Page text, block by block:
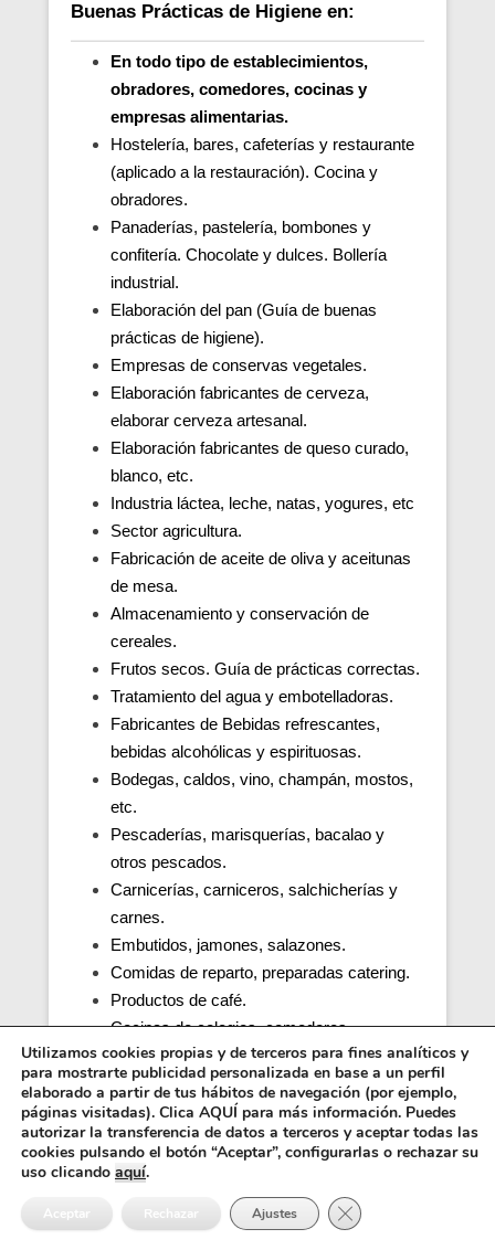
Buenas Prácticas de Higiene en:
En todo tipo de establecimientos,
obradores, comedores, cocinas y
empresas alimentarias.
Hostelería, bares, cafeterías y restaurante
(aplicado a la restauración). Cocina y
obradores.
Panaderías, pastelería, bombones y
confitería. Chocolate y dulces. Bollería
industrial.
Elaboración del pan (Guía de buenas
prácticas de higiene).
Empresas de conservas vegetales.
Elaboración fabricantes de cerveza,
elaborar cerveza artesanal.
Elaboración fabricantes de queso curado,
blanco, etc.
Industria láctea, leche, natas, yogures, etc
Sector agricultura.
Fabricación de aceite de oliva y aceitunas
de mesa.
Almacenamiento y conservación de
cereales.
Frutos secos. Guía de prácticas correctas.
Tratamiento del agua y embotelladoras.
Fabricantes de Bebidas refrescantes,
bebidas alcohólicas y espirituosas.
Bodegas, caldos, vino, champán, mostos,
etc.
Pescaderías, marisquerías, bacalao y
otros pescados.
Carnicerías, carniceros, salchicherías y
carnes.
Embutidos, jamones, salazones.
Comidas de reparto, preparadas catering.
Productos de café.
Cocinas de colegios, comedores
escolares, guarderías, parvularios.
Cocinas y comedores de residencias de
ancianos (tercera edad).
Cocina, obrador y comedor de hospitales y
penitenciarias.
Distribuidores alimentos, transporte y
distribución.
Utilizamos cookies propias y de terceros para fines analíticos y
para mostrarte publicidad personalizada en base a un perfil
elaborado a partir de tus hábitos de navegación (por ejemplo,
páginas visitadas). Clica AQUÍ para más información. Puedes
autorizar la transferencia de datos a terceros y aceptar todas las
cookies pulsando el botón “Aceptar”, configurarlas o rechazar su
uso clicando aquí.
Aceptar Rechazar Ajustes Cerrar el banner de